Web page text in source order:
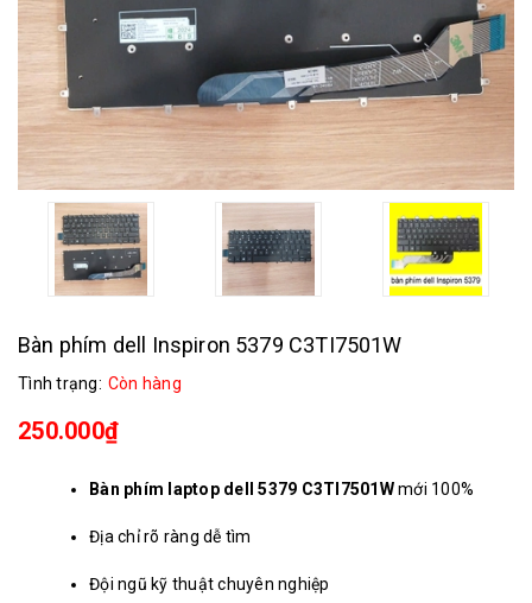
Bàn phím dell Inspiron 5379 C3TI7501W
Tình trạng: Còn hàng
250.000₫
Bàn phím laptop dell 5379 C3TI7501Wmới 100%
Địa chỉ rõ ràng dễ tìm
Đội ngũ kỹ thuật chuyên nghiệp